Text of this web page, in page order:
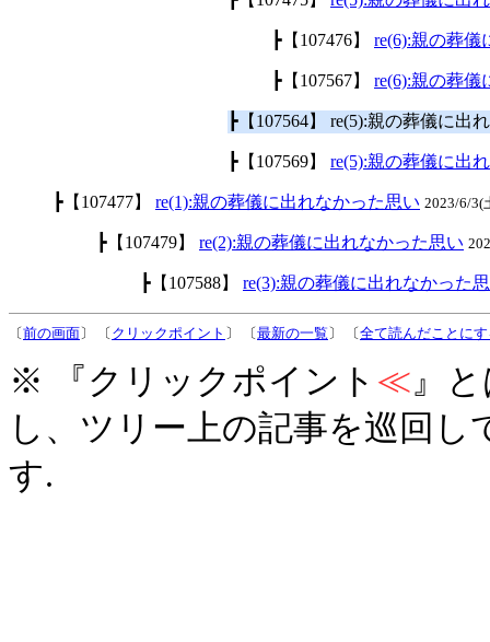
┣【107476】 re(6):親の葬儀
┣【107567】 re(6):親の葬儀
┣【107564】 re(5):親の葬儀に出
┣【107569】 re(5):親の葬儀に出
┣【107477】 re(1):親の葬儀に出れなかった思い 2023/6/3(
┣【107479】 re(2):親の葬儀に出れなかった思い
┣【107588】 re(3):親の葬儀に出れなかった
〔前の画面〕 〔 クリックポイント 〕 〔最新の一覧 〕 〔全て読んだことに
※ 『クリックポイント ≪』
し、ツリー上の記事を巡回
す.